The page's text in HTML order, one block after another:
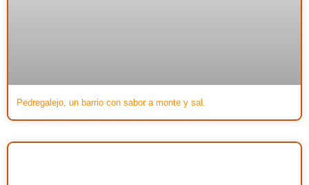
Pedregalejo, un barrio con sabor a monte y sal.